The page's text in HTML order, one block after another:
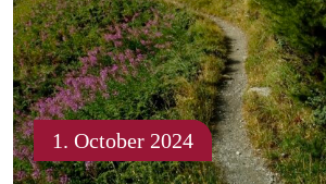
1. October 2024